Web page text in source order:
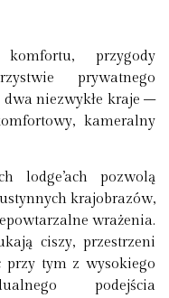
przygody
prywatnego
niezwykłe kraje –
kameralny
lodge’ach pozwolą
krajobrazów,
wrażenia.
ciszy, przestrzeni
tym z wysokiego
podejścia